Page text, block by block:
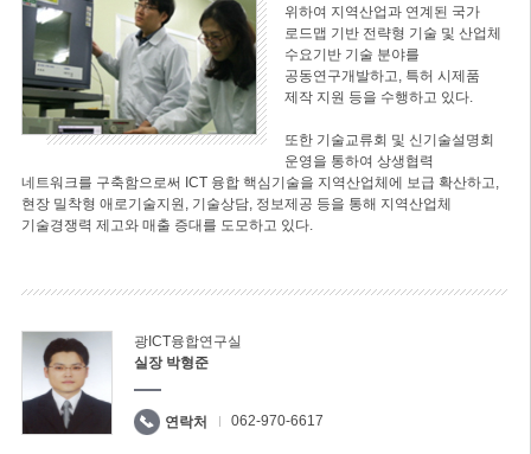
위하여 지역산업과 연계된 국가
로드맵 기반 전략형 기술 및 산업체
수요기반 기술 분야를
공동연구개발하고, 특허 시제품
제작 지원 등을 수행하고 있다.
또한 기술교류회 및 신기술설명회
운영을 통하여 상생협력
네트워크를 구축함으로써 ICT 융합 핵심기술을 지역산업체에 보급 확산하고,
현장 밀착형 애로기술지원, 기술상담, 정보제공 등을 통해 지역산업체
기술경쟁력 제고와 매출 증대를 도모하고 있다.
광ICT융합연구실
실장 박형준
연락처 062-970-6617